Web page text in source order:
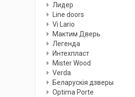
Лидер
Line doors
Vi Lario
Мактим Дверь
Легенда
Интехпласт
Мister Wood
Verda
Беларускiя дзверы
Optima Porte